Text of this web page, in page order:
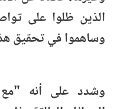
الذين ظلوا على
وساهموا في تحقيق
وشدد على أنه "مع